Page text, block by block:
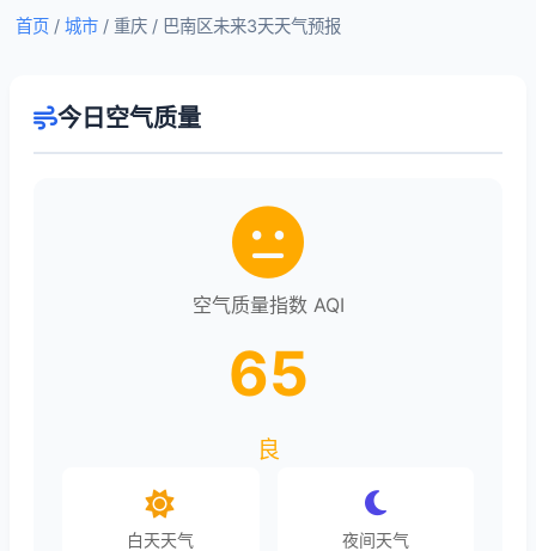
首页 / 城市 / 重庆 / 巴南区未来3天天气预报
今日空气质量
空气质量指数 AQI
65
良
白天天气 夜间天气